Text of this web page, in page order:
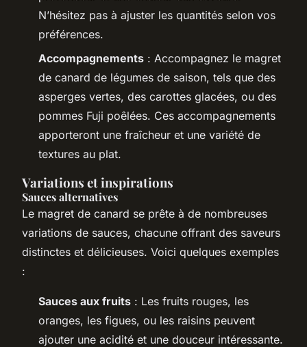
N’hésitez pas à ajuster les quantités selon vos
préférences.
Accompagnements : Accompagnez le magret
de canard de légumes de saison, tels que des
asperges vertes, des carottes glacées, ou des
pommes Fuji poêlées. Ces accompagnements
apporteront une fraîcheur et une variété de
textures au plat.
Variations et inspirations
Sauces alternatives
Le magret de canard se prête à de nombreuses
variations de sauces, chacune offrant des saveurs
distinctes et délicieuses. Voici quelques exemples
:
Sauces aux fruits : Les fruits rouges, les
oranges, les figues, ou les raisins peuvent
ajouter une acidité et une douceur intéressante.